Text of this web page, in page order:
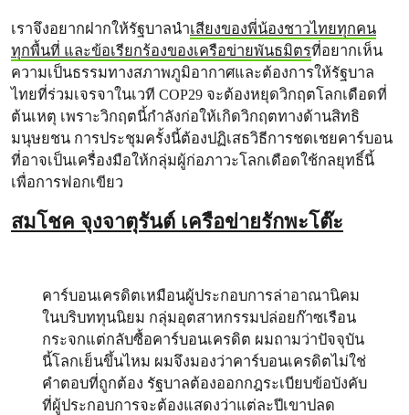
เราจึงอยากฝากให้รัฐบาลนำเสียงของพี่น้องชาวไทยทุกคน
ทุกพื้นที่ และข้อเรียกร้องของเครือข่ายพันธมิตรที่อยากเห็น
ความเป็นธรรมทางสภาพภูมิอากาศและต้องการให้รัฐบาล
ไทยที่ร่วมเจรจาในเวที COP29 จะต้องหยุดวิกฤตโลกเดือดที่
ต้นเหตุ เพราะวิกฤตนี้กำลังก่อให้เกิดวิกฤตทางด้านสิทธิ
มนุษยชน การประชุมครั้งนี้ต้องปฏิเสธวิธีการชดเชยคาร์บอน
ที่อาจเป็นเครื่องมือให้กลุ่มผู้ก่อภาวะโลกเดือดใช้กลยุทธิ์นี้
เพื่อการฟอกเขียว
สมโชค จุงจาตุรันต์ เครือข่ายรักพะโต๊ะ
คาร์บอนเครดิตเหมือนผู้ประกอบการล่าอาณานิคม
ในบริบททุนนิยม กลุ่มอุตสาหกรรมปล่อยก๊าซเรือน
กระจกแต่กลับซื้อคาร์บอนเครดิต ผมถามว่าปัจจุบัน
นี้โลกเย็นขึ้นไหม ผมจึงมองว่าคาร์บอนเครดิตไม่ใช่
คำตอบที่ถูกต้อง รัฐบาลต้องออกกฎระเบียบข้อบังคับ
ที่ผู้ประกอบการจะต้องแสดงว่าแต่ละปีเขาปลด